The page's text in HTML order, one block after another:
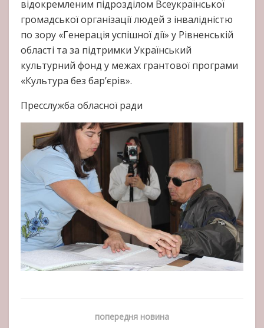
відокремленим підрозділом Всеукраїнської
громадської організації людей з інвалідністю
по зору «Генерація успішної дії» у Рівненській
області та за підтримки Український
культурний фонд у межах грантової програми
«Культура без бар’єрів».
Пресслужба обласної ради
попередня новина